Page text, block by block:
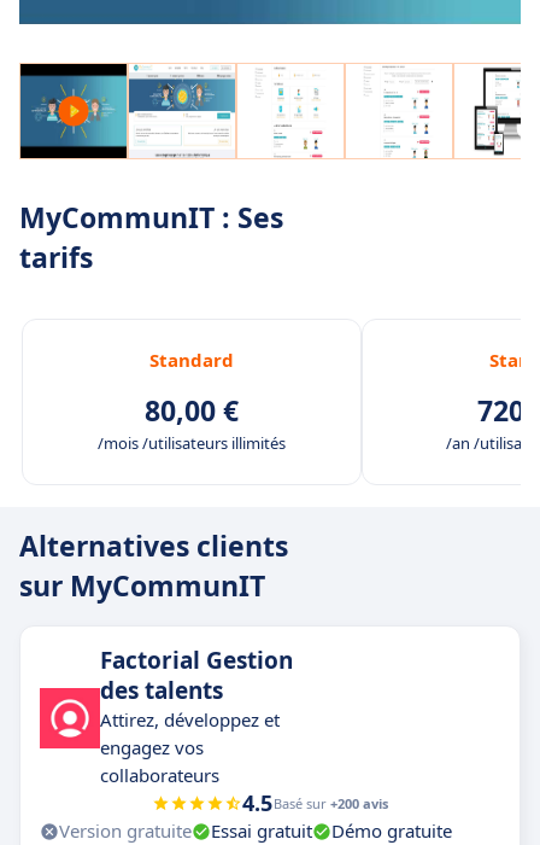
MyCommunIT : Ses
tarifs
Standard
80,00 €
/mois /utilisateurs illimités /an /
Alternatives clients
sur MyCommunIT
Factorial Gestion
des talents
Attirez, développez et
engagez vos
collaborateurs
4.5Basé sur +200 avis
Version gratuite Essai gratuit
Démo gratuite